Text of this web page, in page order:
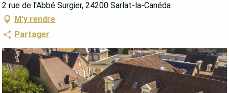
2 rue de l'Abbé Surgier, 24200 Sarlat-la-Canéda
M'y rendre
Partager